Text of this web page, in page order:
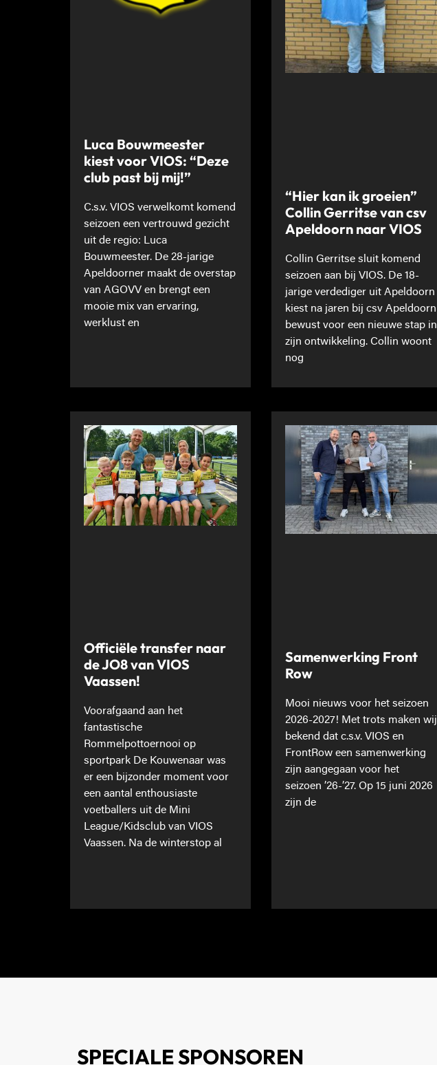
Luca Bouwmeester
kiest voor VIOS: “Deze
club past bij mij!”
C.s.v. VIOS verwelkomt komend
seizoen een vertrouwd gezicht
uit de regio: Luca
Bouwmeester. De 28-jarige
Apeldoorner maakt de overstap
van AGOVV en brengt een
mooie mix van ervaring,
werklust en
“Hier kan ik groeien”
Collin Gerritse van csv
Apeldoorn naar VIOS
Collin Gerritse sluit komend
seizoen aan bij VIOS. De 18-
jarige verdediger uit Apeldoorn
kiest na jaren bij csv Apeldoorn
bewust voor een nieuwe stap in
zijn ontwikkeling. Collin woont
nog
Officiële transfer naar
de JO8 van VIOS
Vaassen!
Voorafgaand aan het
fantastische
Rommelpottoernooi op
sportpark De Kouwenaar was
er een bijzonder moment voor
een aantal enthousiaste
voetballers uit de Mini
League/Kidsclub van VIOS
Vaassen. Na de winterstop al
Samenwerking Front
Row
Mooi nieuws voor het seizoen
2026-2027! Met trots maken wij
bekend dat c.s.v. VIOS en
FrontRow een samenwerking
zijn aangegaan voor het
seizoen ’26-’27. Op 15 juni 2026
zijn de
SPECIALE SPONSOREN